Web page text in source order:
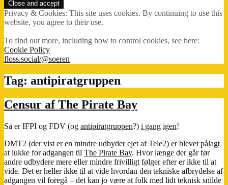
Privacy & Cookies: This site uses cookies. By continuing to use this
website, you agree to their use.
To find out more, including how to control cookies, see here:
Cookie Policy
floss.social/@soeren
Tag: antipiratgruppen
Censur af The Pirate Bay
Så er IFPI og FDV (og antipiratgruppen?) i gang igen!
DMT2 (der vist er en mindre udbyder ejet af Tele2) er blevet pålagt
at lukke for adgangen til The Pirate Bay. Hvor længe der går før
andre udbydere mere eller mindre frivilligt følger efter er ikke til at
vide. Det er heller ikke til at vide hvordan den tekniske afbrydelse af
adgangen vil foregå – det kan jo være at folk med lidt teknisk snilde